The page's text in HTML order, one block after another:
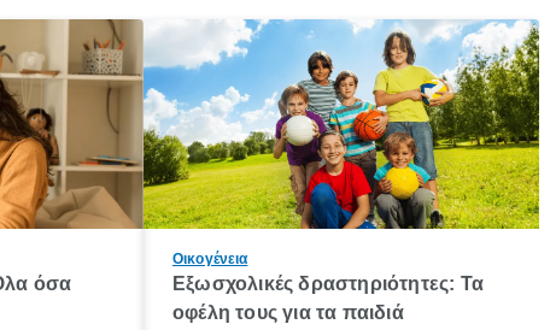
όσα
Οικογένεια
Εξωσχολικές δραστηριότητες: Τα
οφέλη τους για τα παιδιά